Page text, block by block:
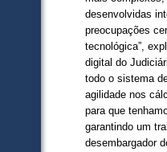
desenvolvidas
preocupações
tecnológica”,
digital do
todo o sistema
agilidade nos
para que
garantindo um
desembargador